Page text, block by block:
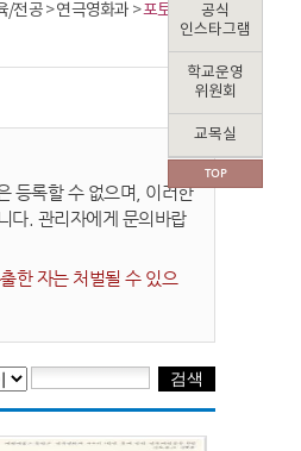
/전공>연극영화과 >포토갤러리
등록할 수 없으며, 이러한
다. 관리자에게 문의바랍
한 자는 처벌될 수 있으
공식
인스타그램
학교운영
위원회
교목실
TOP